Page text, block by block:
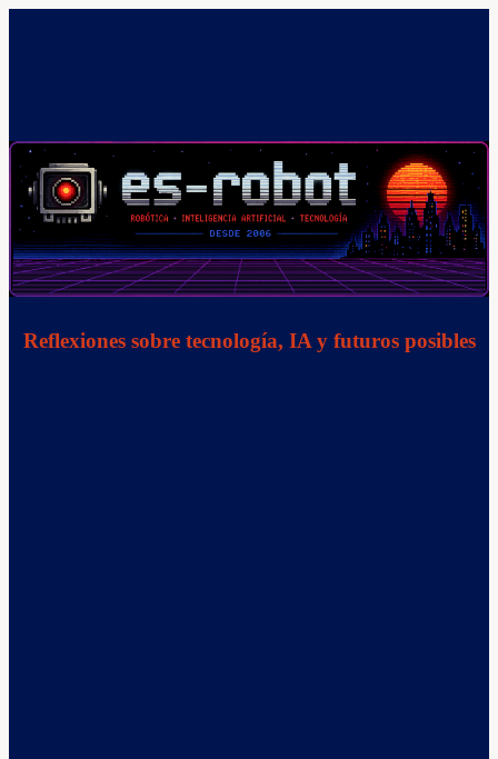
Reflexiones sobre tecnología, IA y futuros posibles